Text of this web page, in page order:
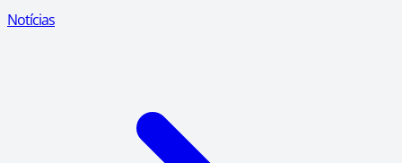
Notícias